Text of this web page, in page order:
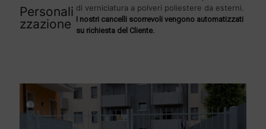
Personali
zzazione
di verniciatura a polveri poliestere da esterni.
I nostri cancelli scorrevoli vengono automatizzati
su richiesta del Cliente.